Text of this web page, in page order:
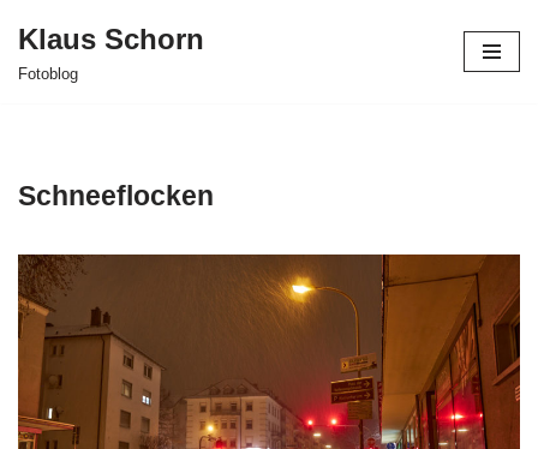
Zum
Klaus Schorn
Fotoblog
Schneeflocken